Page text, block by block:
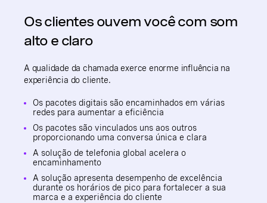
Os clientes ouvem você com som
alto e claro
A qualidade da chamada exerce enorme influência na
experiência do cliente.
Os pacotes digitais são encaminhados em várias
redes para aumentar a eficiência
Os pacotes são vinculados uns aos outros
proporcionando uma conversa única e clara
A solução de telefonia global acelera o
encaminhamento
A solução apresenta desempenho de excelência
durante os horários de pico para fortalecer a sua
marca e a experiência do cliente